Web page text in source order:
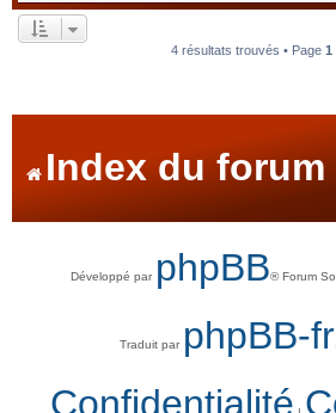
4 résultats trouvés • Page 1
Index du forum
Développé par phpBB® Forum
Traduit par phpBB-
Confidentialité